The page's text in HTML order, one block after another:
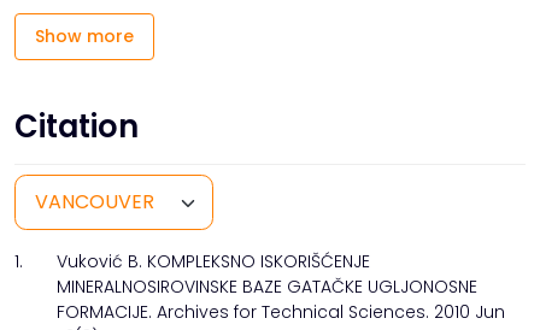
Show more
Citation
1.
Vuković B. KOMPLEKSNO ISKORIŠĆENJE
MINERALNOSIROVINSKE BAZE GATAČKE UGLJONOSNE
FORMACIJE. Archives for Technical Sciences. 2010 Jun